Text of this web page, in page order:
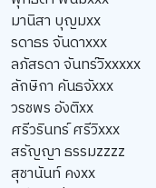
มานิสา บุญมxx
รดาธร จันดาxxx
ลภัสรดา จันทร์วิxxxxx
ลักษิกา คันธจัxxx
วรชพร อังติxx
ศรีวรินทร์ ศรีวิxxx
สรัญญา ธรรมzzzz
สุชานันท์ คงxx